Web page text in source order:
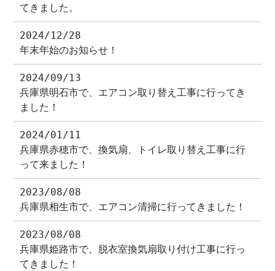
てきました。
2024/12/28
年末年始のお知らせ！
2024/09/13
兵庫県明石市で、エアコン取り替え工事に行ってき
ました！
2024/01/11
兵庫県赤穂市で、換気扇、トイレ取り替え工事に行
って来ました！
2023/08/08
兵庫県相生市で、エアコン清掃に行ってきました！
2023/08/08
兵庫県姫路市で、脱衣室換気扇取り付け工事に行っ
てきました！